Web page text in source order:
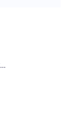
贵州遵义最大城投逾155亿元债务宣布重组